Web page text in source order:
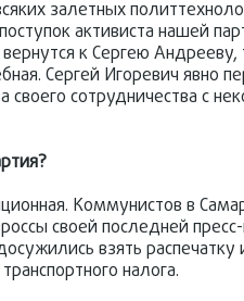
залетных
активиста нашей
к Сергею
Сергей Игоревич явно
своего сотрудничества с
Коммунистов в
своей последней
взять
налога.